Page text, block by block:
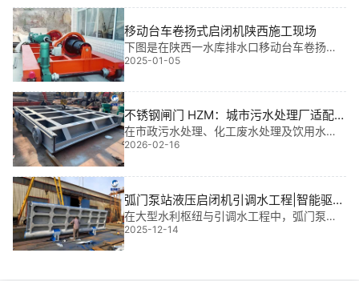
组成的，启闭是通过抓落机构来实现，可一
块一块的开启，其材质有碳钢、不锈钢、木
制等。它的安装结构图及常见型号安装尺寸
参数，铄洋重工梳理如下。一、叠梁闸门安
装结构图由图不难看出叠梁闸门通常由
移动台车卷扬式启闭机陕西施工现场
下图是在陕西一水库排水口移动台车卷扬式
启闭机安装施工现场，安装的型号为QPT-2*
50，启门力2*50KN，扬程13米，两吊点距
离2.5米，提升速度2.27m/min，行走速度11.
85m/min，钢轨型号P15，车轮直径250m
m。
2025-01-05
不锈钢闸门 HZM：城市污水处理厂适配方
案 | 与现有工程无缝对接
在市政污水处理、化工废水处理及饮用水库
等复杂水环境场景中，传统闸门常因腐蚀、
密封失效或安装偏差导致频繁故障。基于我
多年水利工程金属结构设计与现场安装经
验，不锈钢闸门 HZM：城市污水处理厂适配
方案
2026-02-16
弧门泵站液压启闭机引调水工程|智能驱动
的高坝守护者
在大型水利枢纽与引调水工程中，弧门泵站
液压启闭机引调水工程不仅是关键输送节
点，更是保障系统安全运行的核心“神经**”。
2025-12-14